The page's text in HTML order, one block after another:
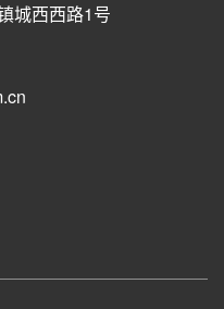
城西西路1号